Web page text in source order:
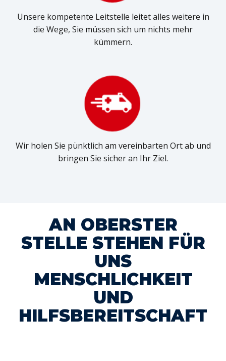
Unsere kompetente Leitstelle leitet alles weitere in
die Wege, Sie müssen sich um nichts mehr
kümmern.
Wir holen Sie pünktlich am vereinbarten Ort ab und
bringen Sie sicher an Ihr Ziel.
AN OBERSTER
STELLE STEHEN FÜR
UNS
MENSCHLICHKEIT
UND
HILFSBEREITSCHAFT